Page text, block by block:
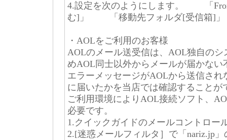
4.設定を次のようにします。 「
む]」 「移動先フォルダ[受信箱]」
・AOLをご利用のお客様
AOLのメール送受信は、AOL独自の
めAOL同士以外からメールが届かない
エラーメッセージがAOLから送信され
に届いたかを当店では確認することが
ご利用環境によりAOL接続ソフト、
必要です。
1.クイックガイドのメールコントロー
2.[迷惑メールフィルタ］で「nariz.jp